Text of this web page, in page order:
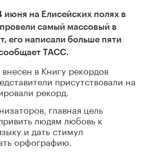
июня на Елисейских полях в
самый массовый в
его написали больше пяти
ТАСС.
внесен в Книгу рекордов
присутствовали на
рекорд.
главная цель
людям любовь к
и дать стимул
орфографию.